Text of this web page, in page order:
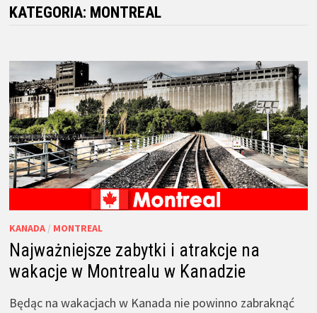
KATEGORIA: MONTREAL
KANADA/ MONTREAL
Najważniejsze zabytki i atrakcje na
wakacje w Montrealu w Kanadzie
Będąc na wakacjach w Kanada nie powinno zabraknąć